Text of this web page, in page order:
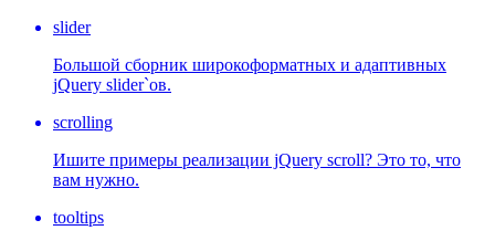
slider
Большой сборник широкоформатных и адаптивных
jQuery slider`ов.
scrolling
Ишите примеры реализации jQuery scroll? Это то, что
вам нужно.
tooltips